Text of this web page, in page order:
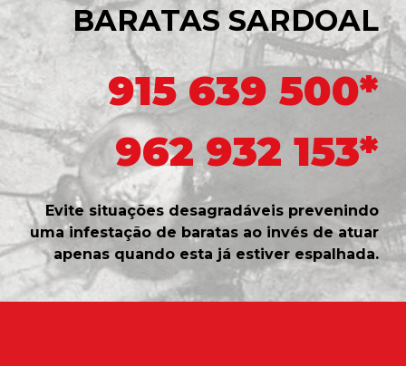
BARATAS SARDOAL
915 639 500*
962 932 153*
Evite situações desagradáveis prevenindo
uma infestação de baratas ao invés de atuar
apenas quando esta já estiver espalhada.